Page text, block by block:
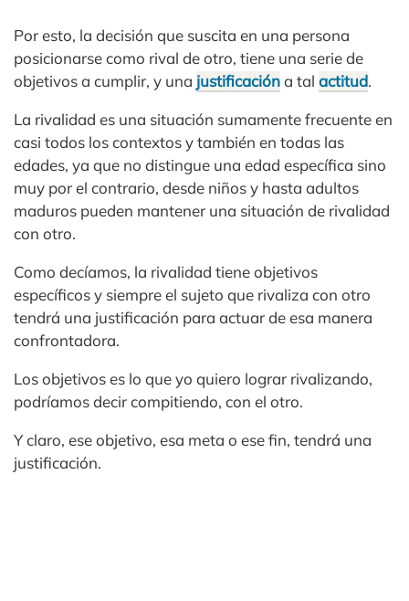
Por esto, la decisión que suscita en una persona
posicionarse como rival de otro, tiene una serie de
objetivos a cumplir, y una justificacióna tal actitud.
La rivalidad es una situación sumamente frecuente en
casi todos los contextos y también en todas las
edades, ya que no distingue una edad específica sino
muy por el contrario, desde niños y hasta adultos
maduros pueden mantener una situación de rivalidad
con otro.
Como decíamos, la rivalidad tiene objetivos
específicos y siempre el sujeto que rivaliza con otro
tendrá una justificación para actuar de esa manera
confrontadora.
Los objetivos es lo que yo quiero lograr rivalizando,
podríamos decir compitiendo, con el otro.
Y claro, ese objetivo, esa meta o ese fin, tendrá una
justificación.